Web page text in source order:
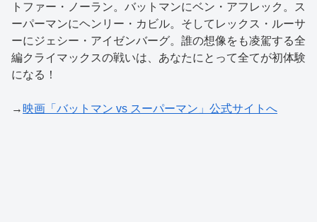
トファー・ノーラン。バットマンにベン・アフレック。ス
ーパーマンにヘンリー・カビル。そしてレックス・ルーサ
ーにジェシー・アイゼンバーグ。誰の想像をも凌駕する全
編クライマックスの戦いは、あなたにとって全てが初体験
になる！
→ 映画「バットマン vs スーパーマン」公式サイトへ